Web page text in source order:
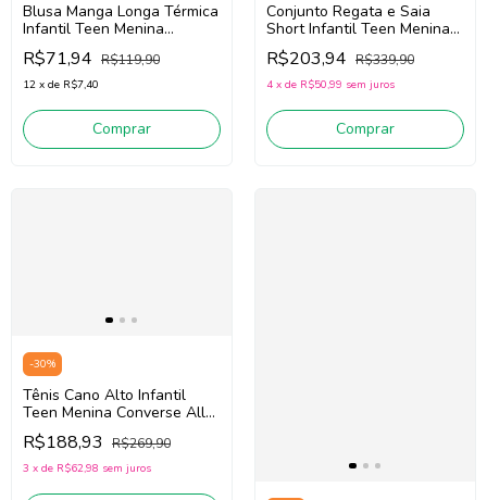
Blusa Manga Longa Térmica
Infantil Teen Menina
Pituchinhus 28629 (Bege
Claro)
R$71,94 R$119,90
12 x de R$7,40
Comprar
Conjunto Regata e Saia
Short Infantil Teen Menina
Pituchinhus 30081
(Preto/Bege Claro)
R$203,94 R$339,90
4 x de R$50,99 sem juros
Comprar
-30%
Tênis Cano Alto Infantil
Teen Menina Converse All
Star CK1456/CK1454 (Rosa)
Tecido
R$188,93 R$269,90
3 x de R$62,98 sem juros